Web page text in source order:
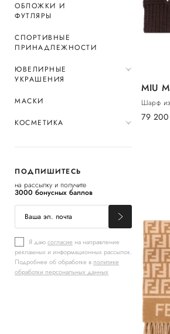
ОБЛОЖКИ И
ФУТЛЯРЫ
СПОРТИВНЫЕ
ПРИНАДЛЕЖНОСТИ
ЮВЕЛИРНЫЕ
УКРАШЕНИЯ
МАСКИ
КОСМЕТИКА
ПОДПИШИТЕСЬ
на рассылку и получите
3000 бонусных баллов
Я даюсогласие на направление
рекламных и информационных рассылок.
Подробнее об обработке в политике
обработки персональных данных
MIU
Шарф
79 200